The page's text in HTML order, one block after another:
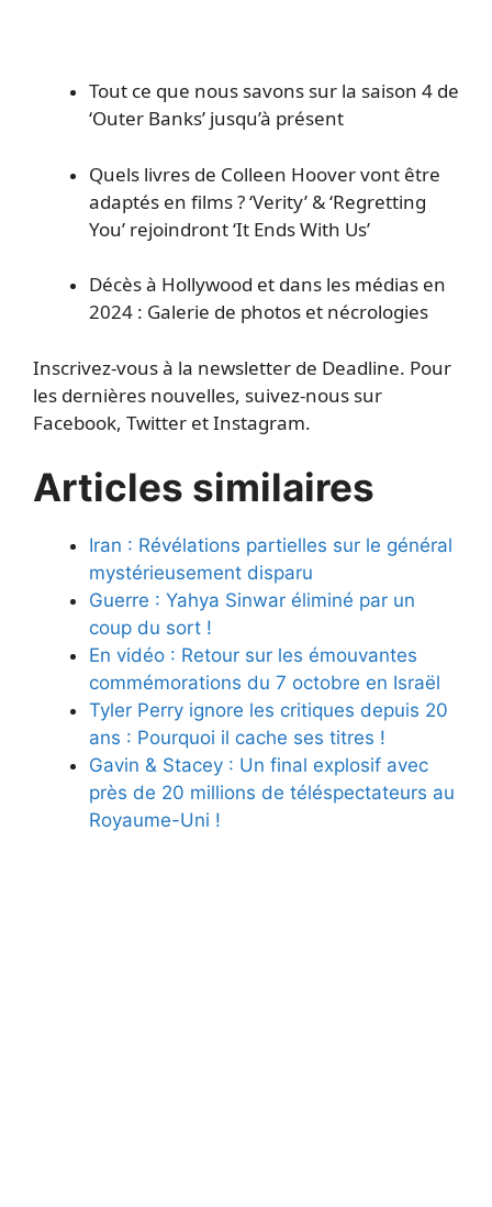
Tout ce que nous savons sur la saison 4 de
‘Outer Banks’ jusqu’à présent
Quels livres de Colleen Hoover vont être
adaptés en films ? ‘Verity’ & ‘Regretting
You’ rejoindront ‘It Ends With Us’
Décès à Hollywood et dans les médias en
2024 : Galerie de photos et nécrologies
Inscrivez-vous à la newsletter de Deadline. Pour
les dernières nouvelles, suivez-nous sur
Facebook, Twitter et Instagram.
Articles similaires
Iran : Révélations partielles sur le général
mystérieusement disparu
Guerre : Yahya Sinwar éliminé par un
coup du sort !
En vidéo : Retour sur les émouvantes
commémorations du 7 octobre en Israël
Tyler Perry ignore les critiques depuis 20
ans : Pourquoi il cache ses titres !
Gavin & Stacey : Un final explosif avec
près de 20 millions de téléspectateurs au
Royaume-Uni !